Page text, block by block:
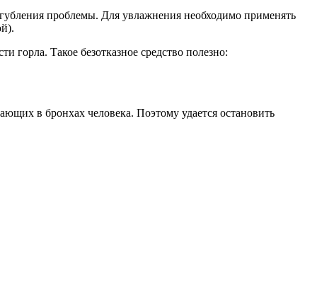
проблемы. Для увлажнения необходимо применять
Такое безотказное средство полезно:
в бронхах человека. Поэтому удается остановить